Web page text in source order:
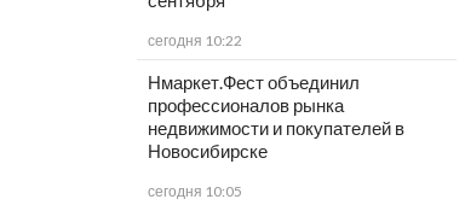
сегодня 10:22
Нмаркет.Фест объединил
профессионалов рынка
недвижимости и покупателей в
Новосибирске
сегодня 10:05